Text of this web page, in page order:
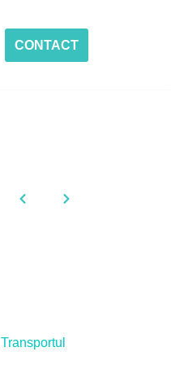
CONTACT
Transportul